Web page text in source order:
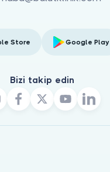
Store Google Play
Bizi takip edin